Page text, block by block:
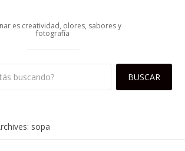
es creatividad, olores, sabores y
fotografía
sopa